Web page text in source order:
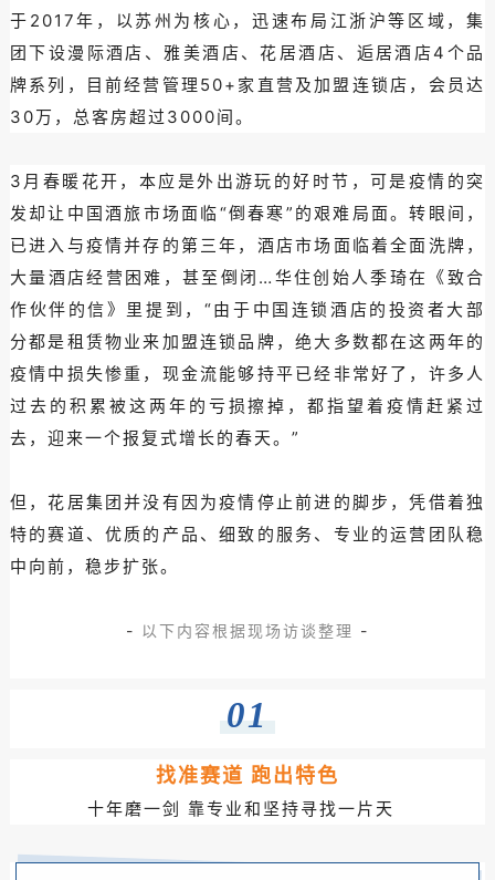
于2017年，以苏州为核心，迅速布局江浙沪等区域，集
团下设漫际酒店、雅美酒店、花居酒店、逅居酒店4个品
牌系列，目前经营管理50+家直营及加盟连锁店，会员达
30万，总客房超过3000间。
3月春暖花开，本应是外出游玩的好时节，可是疫情的突
发却让中国酒旅市场面临“倒春寒”的艰难局面。转眼间，
已进入与疫情并存的第三年，酒店市场面临着全面洗牌，
大量酒店经营困难，甚至倒闭…华住创始人季琦在《致合
作伙伴的信》里提到，“由于中国连锁酒店的投资者大部
分都是租赁物业来加盟连锁品牌，绝大多数都在这两年的
疫情中损失惨重，现金流能够持平已经非常好了，许多人
过去的积累被这两年的亏损擦掉，都指望着疫情赶紧过
去，迎来一个报复式增长的春天。”
但，花居集团并没有因为疫情停止前进的脚步，凭借着独
特的赛道、优质的产品、细致的服务、专业的运营团队稳
中向前，稳步扩张。
- 以下内容根据现场访谈整理 -
01
找准赛道 跑出特色
十年磨一剑 靠专业和坚持寻找一片天